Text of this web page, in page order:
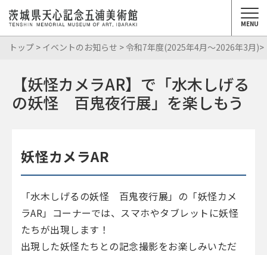
MENU
トップ > イベントのお知らせ >令和7年度(2025年4月～2026年3月)>
【妖怪カメラAR】で「水木しげる
の妖怪 百鬼夜行展」を楽しもう
妖怪カメラAR
「水木しげるの妖怪 百鬼夜行展」の「妖怪カメ
ラAR」コーナーでは、スマホやタブレットに妖怪
たちが出現します！
出現した妖怪たちとの記念撮影をお楽しみいただ